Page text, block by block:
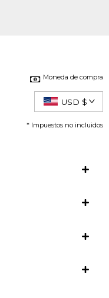
Moneda de compra
USD $
* Impuestos no incluidos